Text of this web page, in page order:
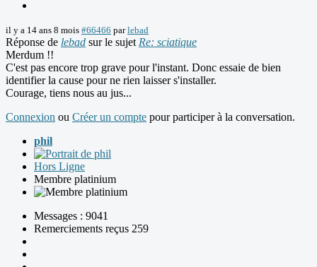
il y a 14 ans 8 mois #66466 parlebad
Réponse de lebad sur le sujet Re: sciatique
Merdum !!
C'est pas encore trop grave pour l'instant. Donc essaie de bien
identifier la cause pour ne rien laisser s'installer.
Courage, tiens nous au jus...
Connexion ou Créer un compte pour participer à la conversation.
phil
Hors Ligne
Membre platinium
Messages : 9041
Remerciements reçus 259